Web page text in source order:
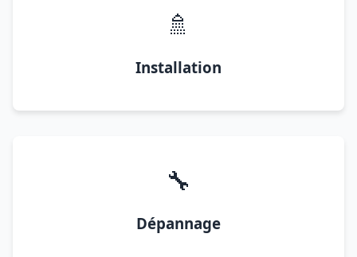
🚿
Installation
🔧
Dépannage